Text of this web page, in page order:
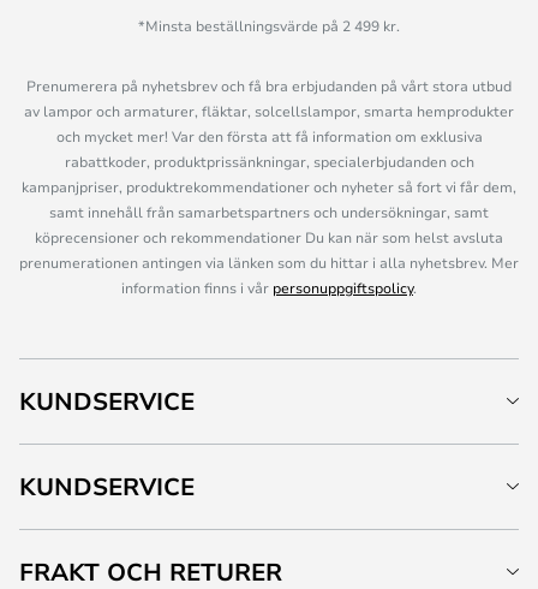
*Minsta beställningsvärde på 2 499 kr.
Prenumerera på nyhetsbrev och få bra erbjudanden på vårt stora utbud
av lampor och armaturer, fläktar, solcellslampor, smarta hemprodukter
och mycket mer! Var den första att få information om exklusiva
rabattkoder, produktprissänkningar, specialerbjudanden och
kampanjpriser, produktrekommendationer och nyheter så fort vi får dem,
samt innehåll från samarbetspartners och undersökningar, samt
köprecensioner och rekommendationer Du kan när som helst avsluta
prenumerationen antingen via länken som du hittar i alla nyhetsbrev. Mer
information finns i vår personuppgiftspolicy.
KUNDSERVICE
KUNDSERVICE
FRAKT OCH RETURER